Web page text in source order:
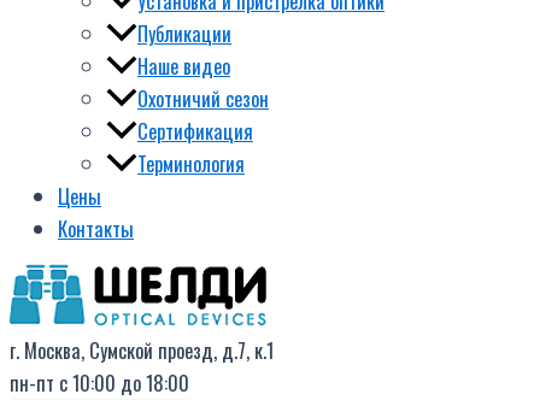
Публикации
Наше видео
Охотничий сезон
Сертификация
Терминология
Цены
Контакты
г. Москва, Сумской проезд, д.7, к.1
пн-пт с 10:00 до 18:00